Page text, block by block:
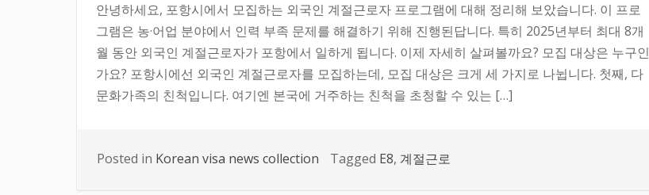
안녕하세요, 포항시에서 모집하는 외국인 계절근로자 프로그램에 대해 정리해 보았습니다. 이 프로
그램은 농·어업 분야에서 인력 부족 문제를 해결하기 위해 진행된답니다. 특히 2025년부터 최대 8개
월 동안 외국인 계절근로자가 포항에서 일하게 됩니다. 이제 자세히 살펴볼까요? 모집 대상은 누구인
가요? 포항시에선 외국인 계절근로자를 모집하는데, 모집 대상은 크게 세 가지로 나뉩니다. 첫째, 다
문화가족의 친척입니다. 여기엔 본국에 거주하는 친척을 초청할 수 있는 […]
Posted in Korean visa news collection Tagged E8, 계절근로